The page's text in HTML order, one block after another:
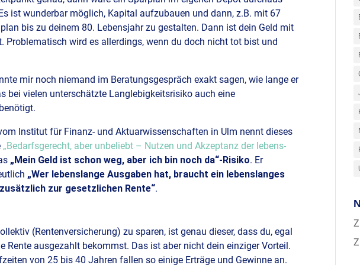
ist wunderbar möglich, Kapital aufzubauen und dann, z.B. mit 67
bis zu deinem 80. Lebensjahr zu gestalten. Dann ist dein Geld mit
Problematisch wird es allerdings, wenn du doch nicht tot bist und
mir noch niemand im Beratungsgespräch exakt sagen, wie lange er
bei vielen unterschätzte Langlebigkeitsrisiko auch eine
Institut für Finanz- und Aktuarwissenschaften in Ulm nennt dieses
„Bedarfsgerecht, aber unbeliebt – Nutzen und Akzeptanz der lebens­
„Mein Geld ist schon weg, aber ich bin noch da“-Risiko. Er
„Wer lebenslange Ausgaben hat, braucht ein lebenslanges
zur gesetzlichen Rente“.
(Rentenversicherung) zu sparen, ist genau dieser, dass du, egal
Rente ausgezahlt bekommst. Das ist aber nicht dein einziger Vorteil.
von 25 bis 40 Jahren fallen so einige Erträge und Gewinne an.